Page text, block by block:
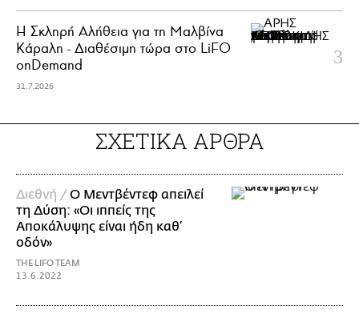
Η Σκληρή Αλήθεια για τη Μαλβίνα
Κάραλη - Διαθέσιμη τώρα στo LiFO
onDemand
31.7.2026
ΣΧΕΤΙΚΑ ΑΡΘΡΑ
Διεθνή /Ο Μεντβέντεφ απειλεί
τη Δύση: «Οι ιππείς της
Αποκάλυψης είναι ήδη καθ’
οδόν»
THE LIFO TEAM
13.6.2022